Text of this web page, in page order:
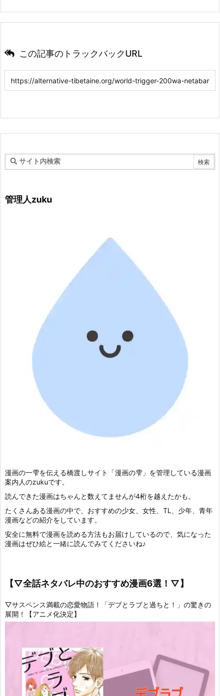
この記事のトラックバックURL
管理人zuku
漫画の一雫を伝える橋渡しサイト「漫画の雫」を管理している漫画
案内人のzukuです。
読んできた漫画はちゃんと数えてませんが4桁を越えたかも。
たくさんある漫画の中で、おすすめの少女、女性、TL、少年、青年
漫画などの紹介をしています。
安全に無料で漫画を読める方法もお届けしているので、気になった
漫画はぜひ絵と一緒に読んでみてくださいね♪
【▽全話ネタバレ中のおすすめ漫画6選！▽】
▽サスペンス満載の恋愛物語！「デブとラブと過ちと！」の驚きの
展開！【アニメ化決定】